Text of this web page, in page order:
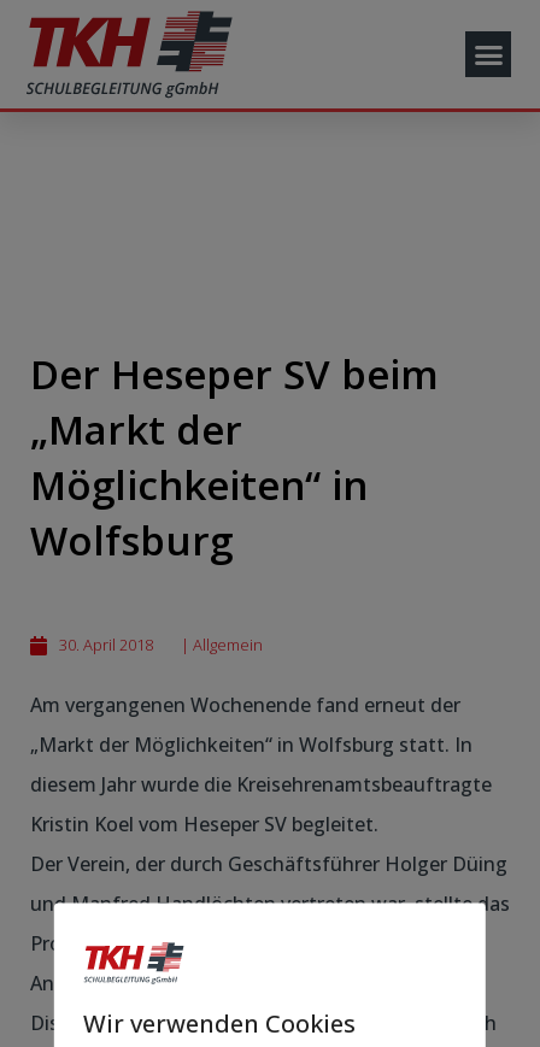
Der Heseper SV beim
„Markt der
Möglichkeiten“ in
Wolfsburg
30. April 2018 | Allgemein
Am vergangenen Wochenende fand erneut der
„Markt der Möglichkeiten“ in Wolfsburg statt. In
diesem Jahr wurde die Kreisehrenamtsbeauftragte
Kristin Koel vom Heseper SV begleitet.
Der Verein, der durch Geschäftsführer Holger Düing
und Manfred Handlöchten vertreten war, stellte das
Projekt „Vater-Kind-Zelten“ vor, welches großen
Anklang fand. Auch der
Distelrath, sowie Pierre Littbarski überzeugten sich
Wir verwenden Cookies